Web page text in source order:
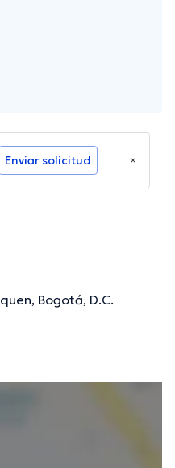
Enviar solicitud
Bogotá, D.C.